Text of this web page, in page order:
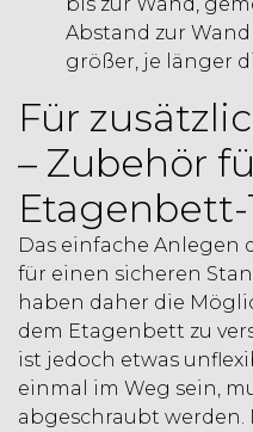
Abstand zur
größer, je länger
Für
– Zubehör
Das einfache Anlegen
für einen sicheren
haben daher die
dem Etagenbett zu
ist jedoch etwas
einmal im Weg sein,
abgeschraubt werden.